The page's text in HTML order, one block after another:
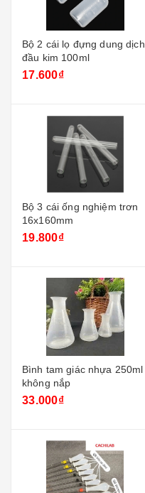
Bộ 2 cái lọ đựng dung dịch
đầu kim 100ml
17.600₫
Bộ 3 cái ống nghiệm trơn
16x160mm
19.800₫
Bình tam giác nhựa 250ml
không nắp
33.000₫